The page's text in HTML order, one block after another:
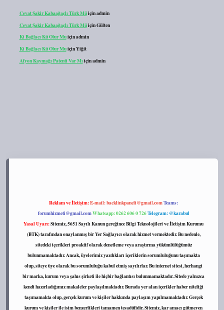
Cevat Şakir Kabaağaçlı Türk Müiçinadmin
Cevat Şakir Kabaağaçlı Türk MüiçinGülten
Ki Bağlacı Kü Olur Muiçinadmin
Ki Bağlacı Kü Olur MuiçinYiğit
Afyon Kaymağı Patenti Var Mı içinadmin
Reklam ve İletişim:E-mail:backlinkpaneli@gmail.comTeams:
forumhizmeti@gmail.comWhatsapp: 0262 606 0 726Telegram: @karabul
Yasal Uyarı:Sitemiz, 5651 Sayılı Kanun gereğince Bilgi Teknolojileri ve İletişim Kurumu
(BTK) tarafından onaylanmış bir Yer Sağlayıcı olarak hizmet vermektedir. Bu nedenle,
sitedeki içerikleri proaktif olarak denetleme veya araştırma yükümlülüğümüz
bulunmamaktadır. Ancak, üyelerimiz yazdıkları içeriklerin sorumluluğunu taşımakta
olup, siteye üye olarak bu sorumluluğu kabul etmiş sayılırlar. Bu internet sitesi, herhangi
bir marka, kurum veya şahıs şirketi ile hiçbir bağlantısı bulunmamaktadır. Sitede yalnızca
kendi hazırladığımız makaleler paylaşılmaktadır. Burada yer alan içerikler haber niteliği
taşımamakta olup, gerçek kurum ve kişiler hakkında paylaşım yapılmamaktadır. Gerçek
kurum ve kişiler ile isim benzerlikleri tamamen tesadüfidir. Sitemiz, kar amacı gütmeyen